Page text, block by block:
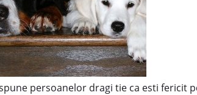
persoanelor dragi tie ca esti fericit